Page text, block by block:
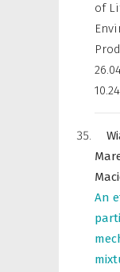
of
An